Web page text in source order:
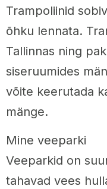
Trampoliinid
õhku lennata.
Tallinnas ning
siseruumides
võite keerutada
mänge.
Mine veeparki
Veeparkid on
tahavad vees